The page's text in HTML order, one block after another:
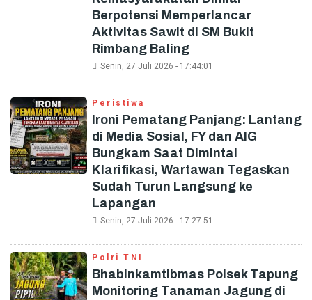
Berpotensi Memperlancar
Aktivitas Sawit di SM Bukit
Rimbang Baling
Senin, 27 Juli 2026 - 17:44:01
Peristiwa
Ironi Pematang Panjang: Lantang
di Media Sosial, FY dan AIG
Bungkam Saat Dimintai
Klarifikasi, Wartawan Tegaskan
Sudah Turun Langsung ke
Lapangan
Senin, 27 Juli 2026 - 17:27:51
Polri TNI
Bhabinkamtibmas Polsek Tapung
Monitoring Tanaman Jagung di